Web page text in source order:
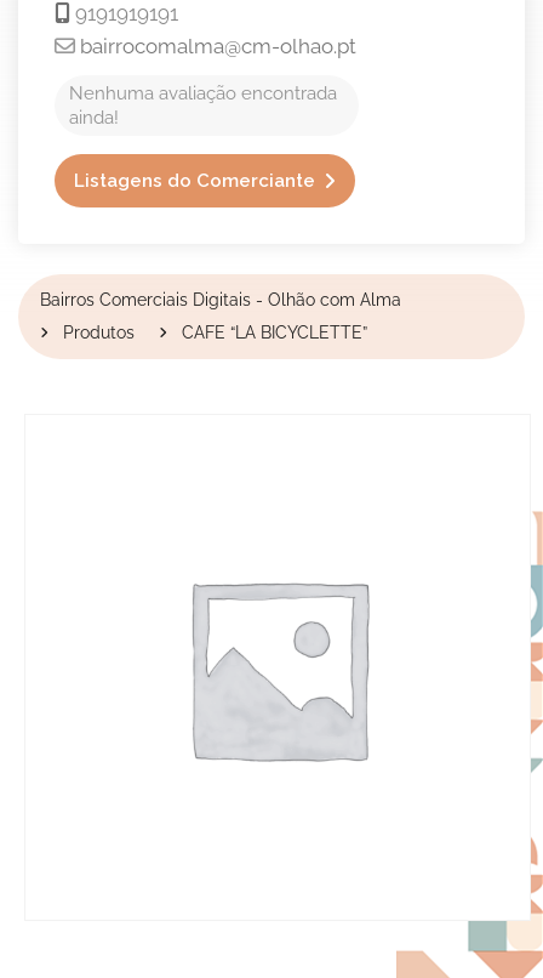
9191919191
bairrocomalma@cm-olhao.pt
Nenhuma avaliação encontrada
ainda!
Listagens do Comerciante
Bairros Comerciais Digitais - Olhão com Alma
Produtos
CAFE “LA BICYCLETTE”